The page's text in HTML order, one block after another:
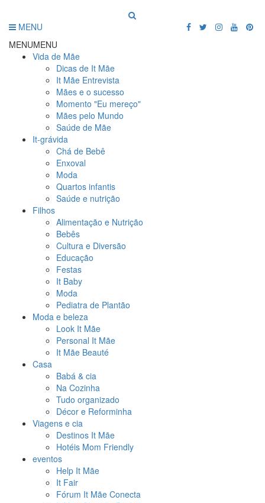
MENU
MENUMENU
Vida de Mãe
Dicas de It Mãe
It Mãe Entrevista
Mães e o sucesso
Momento "Eu mereço"
Mães pelo Mundo
Saúde de Mãe
It-grávida
Chá de Bebê
Enxoval
Moda
Quartos infantis
Saúde e nutrição
Filhos
Alimentação e Nutrição
Bebês
Cultura e Diversão
Educação
Festas
It Baby
Moda
Pediatra de Plantão
Moda e beleza
Look It Mãe
Personal It Mãe
It Mãe Beauté
Casa
Babá & cia
Na Cozinha
Tudo organizado
Décor e Reforminha
Viagens e cia
Destinos It Mãe
Hotéis Mom Friendly
eventos
Help It Mãe
It Fair
Fórum It Mãe Conecta